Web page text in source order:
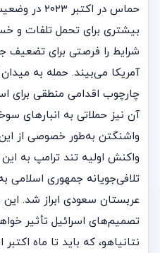
حماس در
بیشتری برای تحمل تلفات و
شرایط را فرصتی برای تضعیف
آمریکا می‌بیند. حمله به
چارچوب اقدامی منطقی برای
آن نیز حملاتی به انبارهای
واشنگتن به‌طور خصوصی از این
واکنش اولیه تند ترامپ به
تلافی‌جویانه جمهوری
عربستان سعودی ابراز شد. این
تصمیم‌‌های اسرائیل تأثیر
نتانیاهو، که باید تا ماه